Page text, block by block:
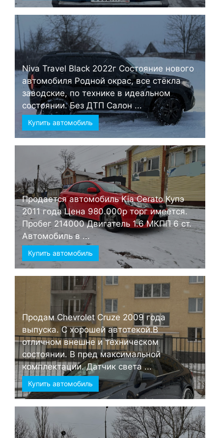
Niva Travel Black 2022г Состояние нового
автомобиля Родной окрас, все стёкла
заводские, по технике в идеальном
состоянии. Без ДТП Салон ...
Купить автомобиль
Продается автомобиль Kia Cerato Купэ
2011 года Цена 980.000р торг имеется.
Пробег 214000 Двигатель 1.6 МКПП 6 ст.
Автомобиль в ...
Купить автомобиль
Продам Chevrolet Cruze 2009 года
выпуска. С хорошей автотекой.В
отличном внешне и техническом
состоянии. В пред максимальной
комплектации. Датчик света ...
Купить автомобиль